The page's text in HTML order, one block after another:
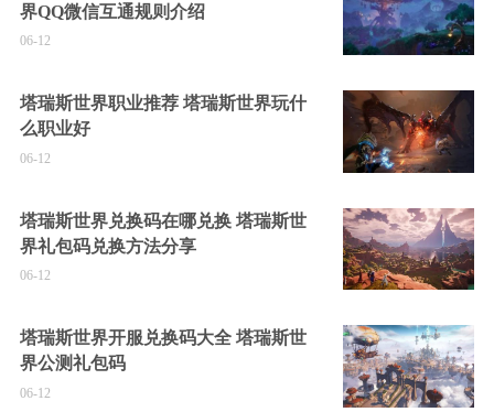
界QQ微信互通规则介绍
06-12
塔瑞斯世界职业推荐 塔瑞斯世界玩什
么职业好
06-12
塔瑞斯世界兑换码在哪兑换 塔瑞斯世
界礼包码兑换方法分享
06-12
塔瑞斯世界开服兑换码大全 塔瑞斯世
界公测礼包码
06-12